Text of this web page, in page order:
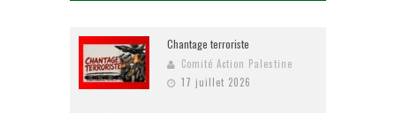
Chantage terroriste
Comité Action Palestine
17 juillet 2026